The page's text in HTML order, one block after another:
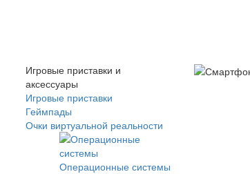
Игровые приставки и
аксессуары
Игровые приставки
Геймпады
Очки виртуальной реальности
Операционные системы